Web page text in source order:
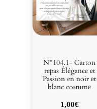
N°104.1- Carton
repas Élégance et
Passion en noir et
blanc costume
1,00€